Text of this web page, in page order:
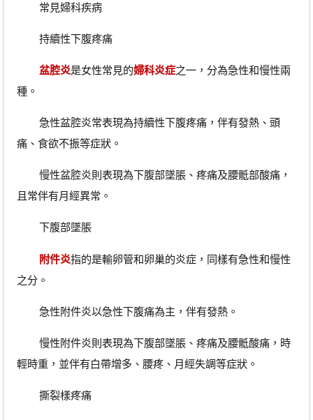
常見婦科疾病
持續性下腹疼痛
盆腔炎是女性常見的婦科炎症之一，分為急性和慢性兩
種。
急性盆腔炎常表現為持續性下腹疼痛，伴有發熱、頭
痛、食欲不振等症狀。
慢性盆腔炎則表現為下腹部墜脹、疼痛及腰骶部酸痛，
且常伴有月經異常。
下腹部墜脹
附件炎指的是輸卵管和卵巢的炎症，同樣有急性和慢性
之分。
急性附件炎以急性下腹痛為主，伴有發熱。
慢性附件炎則表現為下腹部墜脹、疼痛及腰骶酸痛，時
輕時重，並伴有白帶增多、腰疼、月經失調等症狀。
撕裂樣疼痛